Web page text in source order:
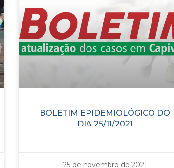
BOLETIM EPIDEMIOLÓGICO DO
DIA 25/11/2021
25 de novembro de 2021